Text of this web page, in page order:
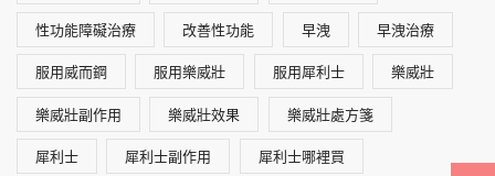
性功能障礙治療 改善性功能 早洩 早洩治療
服用威而鋼 服用樂威壯 服用犀利士 樂威壯
樂威壯副作用 樂威壯效果 樂威壯處方箋
犀利士 犀利士副作用 犀利士哪裡買